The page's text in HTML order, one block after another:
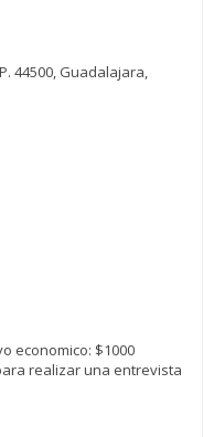
44500, Guadalajara,
economico: $1000
realizar una entrevista